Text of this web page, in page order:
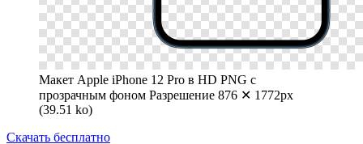
Макет Apple iPhone 12 Pro в HD PNG с
прозрачным фоном Разрешение 876 ✕ 1772px
(39.51 ko)
Скачать бесплатно